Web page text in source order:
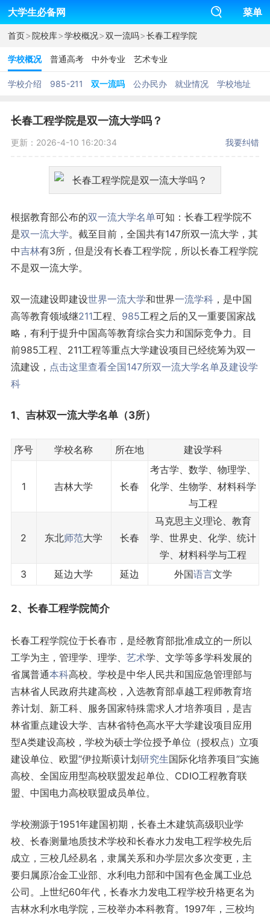
大学生必备网 菜单
首页>院校库>学校概况>双一流吗>长春工程学院
学校概况 普通高考 中外专业 艺术专业
学校介绍 985-211 双一流吗 公办民办 就业情况 学校地址
长春工程学院是双一流大学吗？
更新：2026-4-10 16:20:34 我要纠错
根据教育部公布的双一流大学名单可知：长春工程学院不
是双一流大学。截至目前，全国共有147所双一流大学，其
中吉林有3所，但是没有长春工程学院，所以长春工程学院
不是双一流大学。
双一流建设即建设世界一流大学和世界一流学科，是中国
高等教育领域继211工程、 985工程之后的又一重要国家战
略，有利于提升中国高等教育综合实力和国际竞争力。目
前985工程、211工程等重点大学建设项目已经统筹为双一
流建设， 点击这里查看全国147所双一流大学名单及建设学
科
1、吉林双一流大学名单（3所）
序号 学校名称 所在地 建设学科
1 吉林大学 长春
考古学、数学、物理学、
化学、生物学、材料科学
与工程
2 东北师范大学 长春
马克思主义理论、教育
学、世界史、化学、统计
学、材料科学与工程
3
延边大学 延边 外国语言文学
2、长春工程学院简介
长春工程学院位于长春市，是经教育部批准成立的一所以
工学为主，管理学、理学、 艺术学、文学等多学科发展的
省属普通本科高校。学校是中华人民共和国应急管理部与
吉林省人民政府共建高校，入选教育部卓越工程师教育培
养计划、新工科、服务国家特殊需求人才培养项目，是吉
林省重点建设大学、吉林省特色高水平大学建设项目应用
型A类建设高校，学校为硕士学位授予单位（授权点）立项
建设单位、欧盟“伊拉斯谟计划研究生国际化培养项目”实施
高校、全国应用型高校联盟发起单位、CDIO工程教育联
盟、中国电力高校联盟成员单位。
学校溯源于1951年建国初期，长春土木建筑高级职业学
校、长春测量地质技术学校和长春水力发电工程学校先后
成立，三校几经易名，隶属关系和办学层次多次变更，主
要归属原冶金工业部、水利电力部和中国有色金属工业总
公司。上世纪60年代，长春水力发电工程学校升格更名为
吉林水利水电学院，三校举办本科教育。1997年，三校均